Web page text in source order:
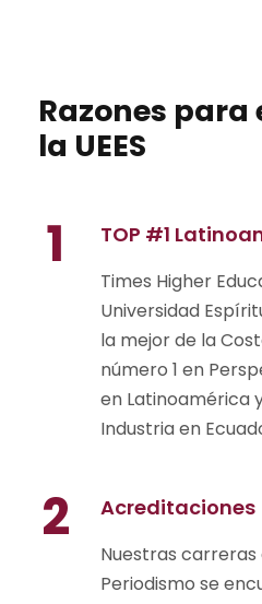
Razones
la UEES
1 TOP #1
Times Higher
Universidad
la mejor de la
número 1 en
en Latinoamérica
Industria en
2 Acreditaciones
Nuestras
Periodismo se